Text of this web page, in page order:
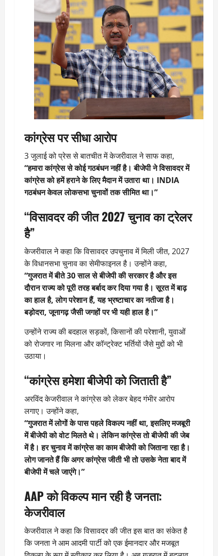
कांग्रेस पर सीधा आरोप
3 जुलाई को प्रेस से बातचीत में केजरीवाल ने साफ कहा,
“हमारा कांग्रेस से कोई गठबंधन नहीं है। बीजेपी ने विसावदर में
कांग्रेस को हमें हराने के लिए मैदान में उतारा था। INDIA
गठबंधन केवल लोकसभा चुनावों तक सीमित था।”
“विसावदर की जीत 2027 चुनाव का ट्रेलर
है”
केजरीवाल ने कहा कि विसावदर उपचुनाव में मिली जीत, 2027
के विधानसभा चुनाव का सेमीफाइनल है। उन्होंने कहा,
“गुजरात में बीते 30 साल से बीजेपी की सरकार है और इस
दौरान राज्य को पूरी तरह बर्बाद कर दिया गया है। सूरत में बाढ़
का हाल है, लोग परेशान हैं, यह भ्रष्टाचार का नतीजा है।
बड़ोदरा, जूनागढ़ जैसी जगहों पर भी यही हाल है।”
उन्होंने राज्य की बदहाल सड़कों, किसानों की परेशानी, युवाओं
को रोजगार ना मिलना और कॉन्ट्रेक्ट भर्तियों जैसे मुद्दों को भी
उठाया।
“कांग्रेस हमेशा बीजेपी को जिताती है”
अरविंद केजरीवाल ने कांग्रेस को लेकर बेहद गंभीर आरोप
लगाए। उन्होंने कहा,
“गुजरात में लोगों के पास पहले विकल्प नहीं था, इसलिए मजबूरी
में बीजेपी को वोट मिलते थे। लेकिन कांग्रेस तो बीजेपी की जेब
में है। हर चुनाव में कांग्रेस का काम बीजेपी को जिताना रहा है।
लोग जानते हैं कि अगर कांग्रेस जीती भी तो उसके नेता बाद में
बीजेपी में चले जाएंगे।”
AAP को विकल्प मान रही है जनता:
केजरीवाल
केजरीवाल ने कहा कि विसावदर की जीत इस बात का संकेत है
कि जनता ने आम आदमी पार्टी को एक ईमानदार और मजबूत